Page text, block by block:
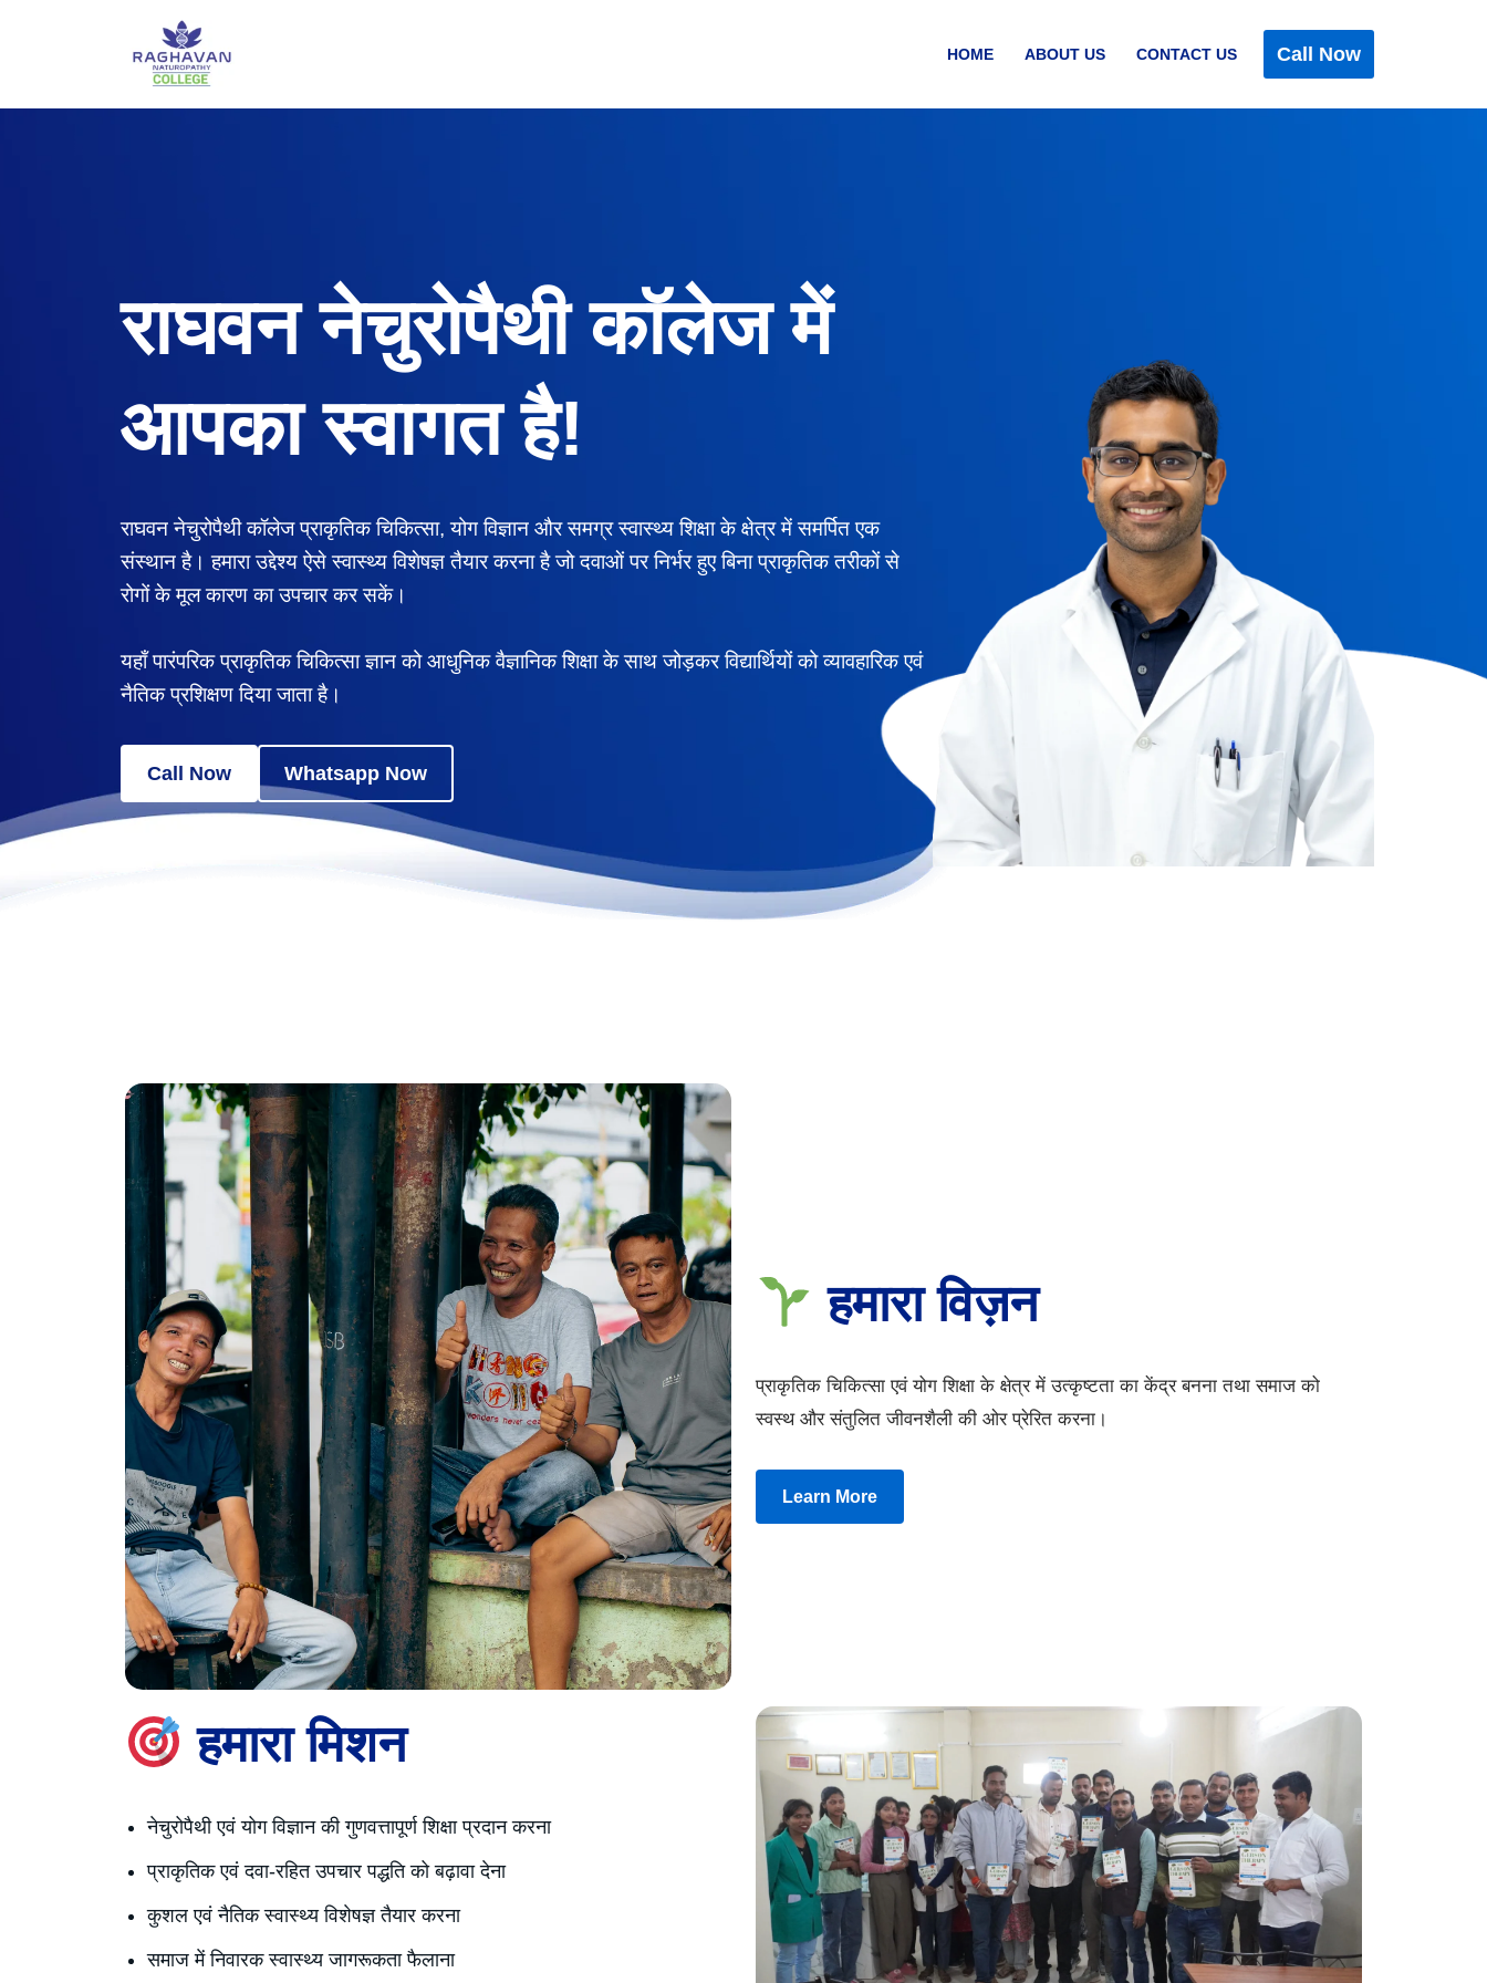
HOME ABOUT US CONTACT US Call Now
राघवन नेचुरोपैथी कॉलेज में
आपका स्वागत है!
राघवन नेचुरोपैथी कॉलेज प्राकृतिक चिकित्सा, योग विज्ञान और समग्र स्वास्थ्य शिक्षा के क्षेत्र में समर्पित एक
संस्थान है। हमारा उद्देश्य ऐसे स्वास्थ्य विशेषज्ञ तैयार करना है जो दवाओं पर निर्भर हुए बिना प्राकृतिक तरीकों से
रोगों के मूल कारण का उपचार कर सकें।
यहाँ पारंपरिक प्राकृतिक चिकित्सा ज्ञान को आधुनिक वैज्ञानिक शिक्षा के साथ जोड़कर विद्यार्थियों को व्यावहारिक एवं
नैतिक प्रशिक्षण दिया जाता है।
Call Now Whatsapp Now
हमारा विज़न
प्राकृतिक चिकित्सा एवं योग शिक्षा के क्षेत्र में उत्कृष्टता का केंद्र बनना तथा समाज को
स्वस्थ और संतुलित जीवनशैली की ओर प्रेरित करना।
Learn More
हमारा मिशन
नेचुरोपैथी एवं योग विज्ञान की गुणवत्तापूर्ण शिक्षा प्रदान करना
प्राकृतिक एवं दवा-रहित उपचार पद्धति को बढ़ावा देना
कुशल एवं नैतिक स्वास्थ्य विशेषज्ञ तैयार करना
समाज में निवारक स्वास्थ्य जागरूकता फैलाना